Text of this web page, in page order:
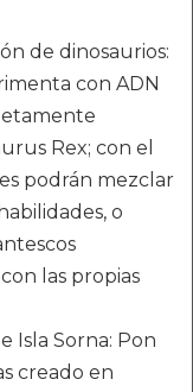
de dinosaurios:
con ADN
Rex; con el
podrán mezclar
o
las propias
Isla Sorna: Pon
creado en